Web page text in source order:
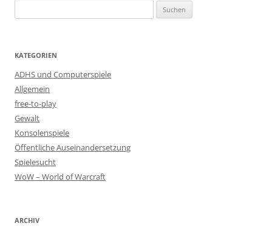
nach:
KATEGORIEN
ADHS und Computerspiele
Allgemein
free-to-play
Gewalt
Konsolenspiele
Öffentliche Auseinandersetzung
Spielesucht
WoW – World of Warcraft
ARCHIV